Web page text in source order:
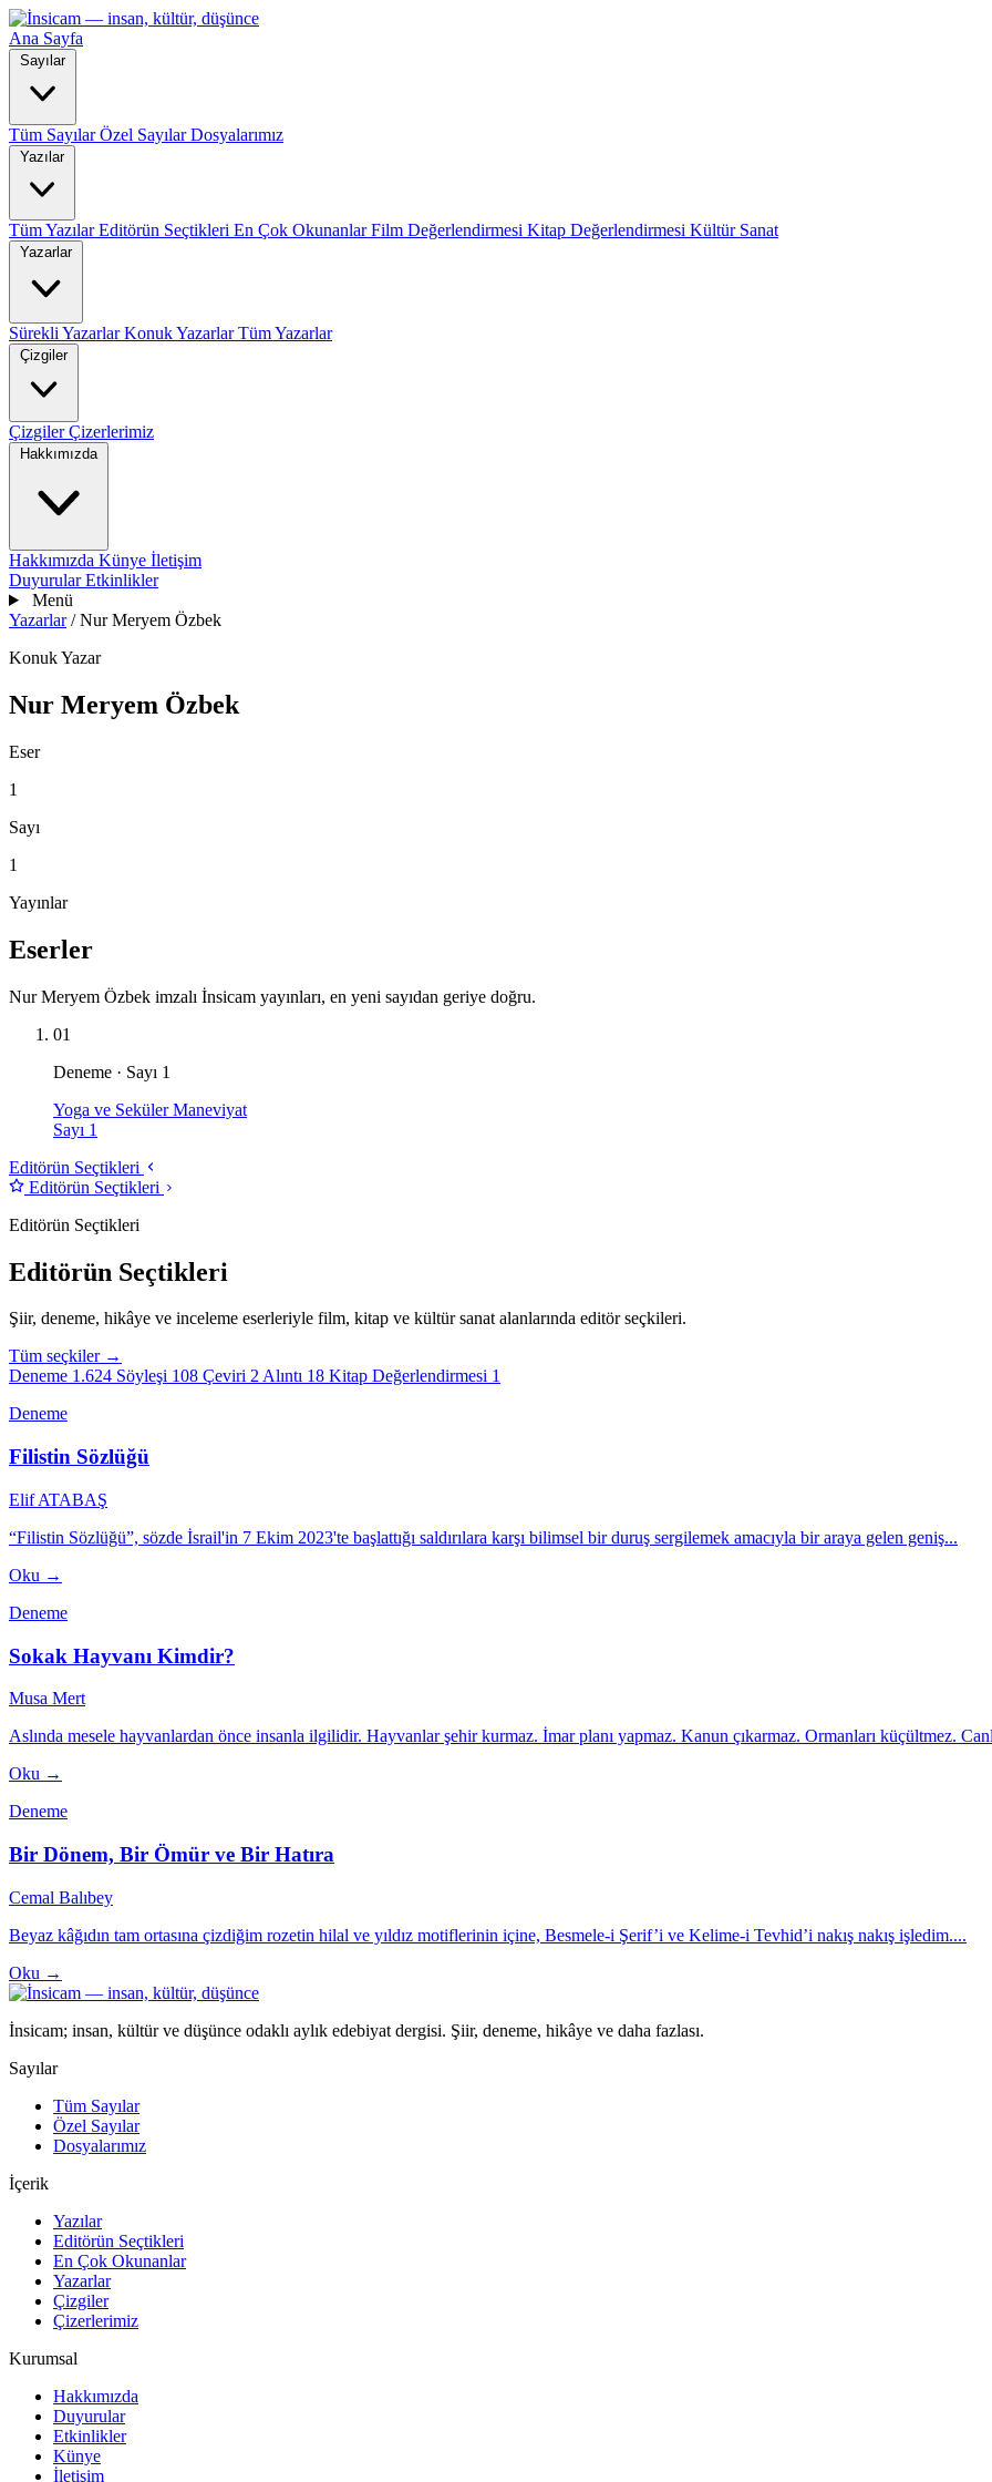
Ana Sayfa
Sayılar
Tüm SayılarÖzel SayılarDosyalarımız
Yazılar
Tüm YazılarEditörün Seçtikleri En Çok OkunanlarFilm Değerlendirmesi Kitap Değerlendirmesi Kültür Sanat
Yazarlar
Sürekli YazarlarKonuk YazarlarTüm Yazarlar
Çizgiler
ÇizgilerÇizerlerimiz
Hakkımızda
Hakkımızda Künye İletişim
DuyurularEtkinlikler
Menü
Yazarlar / Nur Meryem Özbek
Konuk Yazar
Nur Meryem Özbek
Eser
1
Sayı
1
Yayınlar
Eserler
Nur Meryem Özbek imzalı İnsicam yayınları, en yeni sayıdan geriye doğru.
01
Deneme · Sayı 1
Yoga ve Seküler Maneviyat
Sayı 1
Editörün Seçtikleri
Editörün Seçtikleri
Editörün Seçtikleri
Editörün Seçtikleri
Şiir, deneme, hikâye ve inceleme eserleriyle film, kitap ve kültür sanat alanlarında editör seçkileri.
Tüm seçkiler →
Deneme 1.624 Söyleşi 108 Çeviri 2Alıntı 18 Kitap Değerlendirmesi 1
Deneme
Filistin Sözlüğü
Elif ATABAŞ
“Filistin Sözlüğü”, sözde İsrail'in 7 Ekim 2023'te başlattığı saldırılara karşı bilimsel bir duruş sergilemek amacıyla bir araya gelen geniş...
Oku →
Deneme
Sokak Hayvanı Kimdir?
Musa Mert
Aslında mesele hayvanlardan önce insanla ilgilidir. Hayvanlar şehir kurmaz. İmar planı yapmaz. Kanun çıkarmaz. Ormanları küçültmez.
Oku →
Deneme
Bir Dönem, Bir Ömür ve Bir Hatıra
Cemal Balıbey
Beyaz kâğıdın tam ortasına çizdiğim rozetin hilal ve yıldız motiflerinin içine, Besmele-i Şerif’i ve Kelime-i Tevhid’i nakış nakış işledim....
Oku →
İnsicam; insan, kültür ve düşünce odaklı aylık edebiyat dergisi. Şiir, deneme, hikâye ve daha fazlası.
Sayılar
Tüm Sayılar
Özel Sayılar
Dosyalarımız
İçerik
Yazılar
Editörün Seçtikleri
En Çok Okunanlar
Yazarlar
Çizgiler
Çizerlerimiz
Kurumsal
Hakkımızda
Duyurular
Etkinlikler
Künye
İletişim